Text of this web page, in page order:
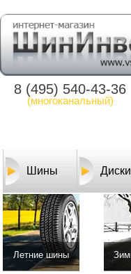
8 (495) 540-43-36
(многоканальный)
Шины Диски
Летние шины